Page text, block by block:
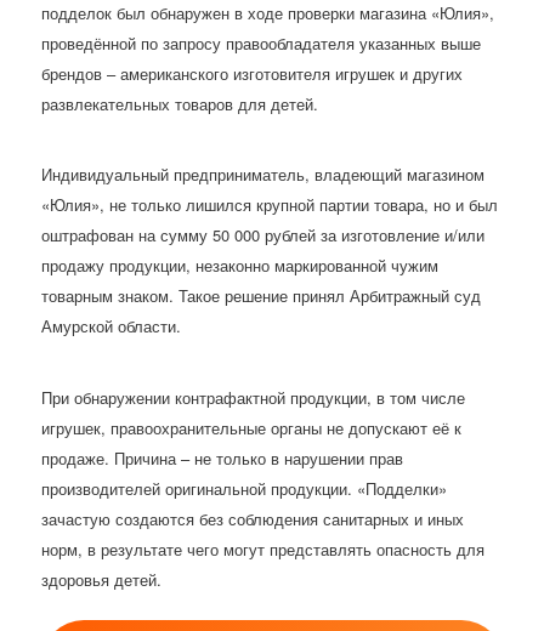
подделок был обнаружен в ходе проверки магазина «Юлия»,
проведённой по запросу правообладателя указанных выше
брендов – американского изготовителя игрушек и других
развлекательных товаров для детей.
Индивидуальный предприниматель, владеющий магазином
«Юлия», не только лишился крупной партии товара, но и был
оштрафован на сумму 50 000 рублей за изготовление и/или
продажу продукции, незаконно маркированной чужим
товарным знаком. Такое решение принял Арбитражный суд
Амурской области.
При обнаружении контрафактной продукции, в том числе
игрушек, правоохранительные органы не допускают её к
продаже. Причина – не только в нарушении прав
производителей оригинальной продукции. «Подделки»
зачастую создаются без соблюдения санитарных и иных
норм, в результате чего могут представлять опасность для
здоровья детей.